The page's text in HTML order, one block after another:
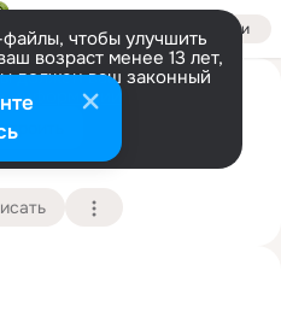
Войти
чтобы улучшить
возраст менее 13 лет,
должен ваш законный
информации
Подробнее